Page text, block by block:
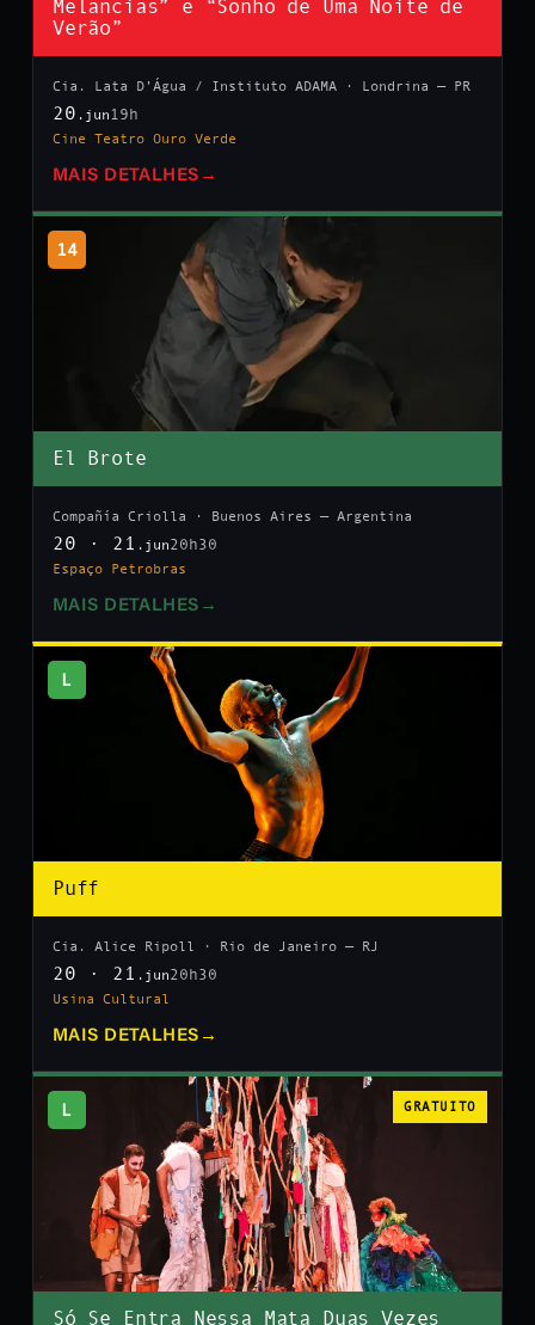
Melancias” e “Sonho de Uma Noite de
Verão”
Cia. Lata D’Água / Instituto ADAMA · Londrina — PR
20 .jun 19h
Cine Teatro Ouro Verde
MAIS DETALHES →
14
El Brote
Compañía Criolla · Buenos Aires — Argentina
20 · 21 .jun20h30
Espaço Petrobras
MAIS DETALHES →
L
Puff
Cia. Alice Ripoll · Rio de Janeiro — RJ
20 · 21 .jun20h30
Usina Cultural
MAIS DETALHES →
L GRATUITO
Só Se Entra Nessa Mata Duas Vezes